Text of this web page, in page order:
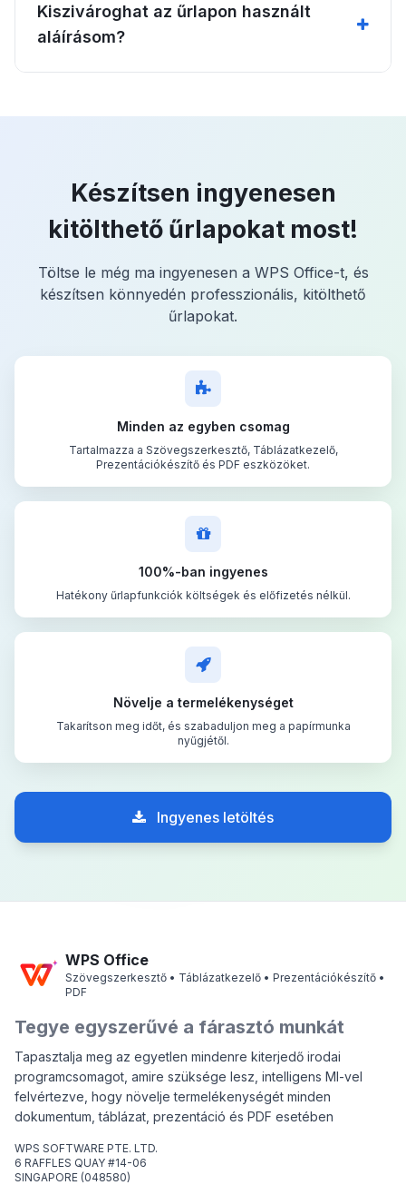
Kiszivároghat az űrlapon használt
aláírásom?
Készítsen ingyenesen
kitölthető űrlapokat most!
Töltse le még ma ingyenesen a WPS Office-t, és
készítsen könnyedén professzionális, kitölthető
űrlapokat.
Minden az egyben csomag
Tartalmazza a Szövegszerkesztő, Táblázatkezelő,
Prezentációkészítő és PDF eszközöket.
100%-ban ingyenes
Hatékony űrlapfunkciók költségek és előfizetés nélkül.
Növelje a termelékenységet
Takarítson meg időt, és szabaduljon meg a papírmunka
nyűgjétől.
Ingyenes letöltés
WPS Office
Szövegszerkesztő • Táblázatkezelő • Prezentációkészítő •
PDF
Tegye egyszerűvé a fárasztó munkát
Tapasztalja meg az egyetlen mindenre kiterjedő irodai
programcsomagot, amire szüksége lesz, intelligens MI-vel
felvértezve, hogy növelje termelékenységét minden
dokumentum, táblázat, prezentáció és PDF esetében
WPS SOFTWARE PTE. LTD.
6 RAFFLES QUAY #14-06
SINGAPORE (048580)